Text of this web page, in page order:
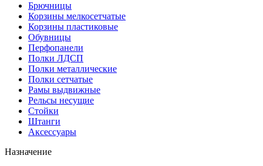
Брючницы
Корзины мелкосетчатые
Корзины пластиковые
Обувницы
Перфопанели
Полки ЛДСП
Полки металлические
Полки сетчатые
Рамы выдвижные
Рельсы несущие
Стойки
Штанги
Аксессуары
Назначение